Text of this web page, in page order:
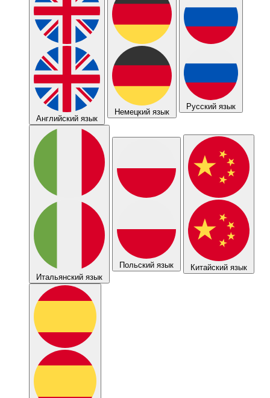
Английский язык
Немецкий язык
Русский язык
Итальянский язык
Польский язык Китайский язык